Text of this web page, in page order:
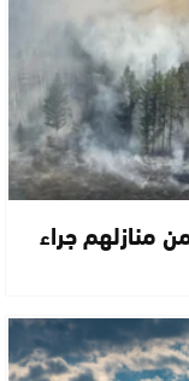
ألف شخص من منازلهم جراء